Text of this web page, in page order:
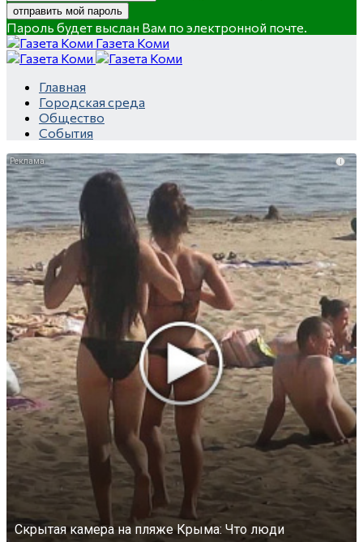
Пароль будет выслан Вам по электронной почте.
Газета Коми
Главная
Городская среда
Общество
События
i
Скрытая камера на пляже Крыма: Что люди